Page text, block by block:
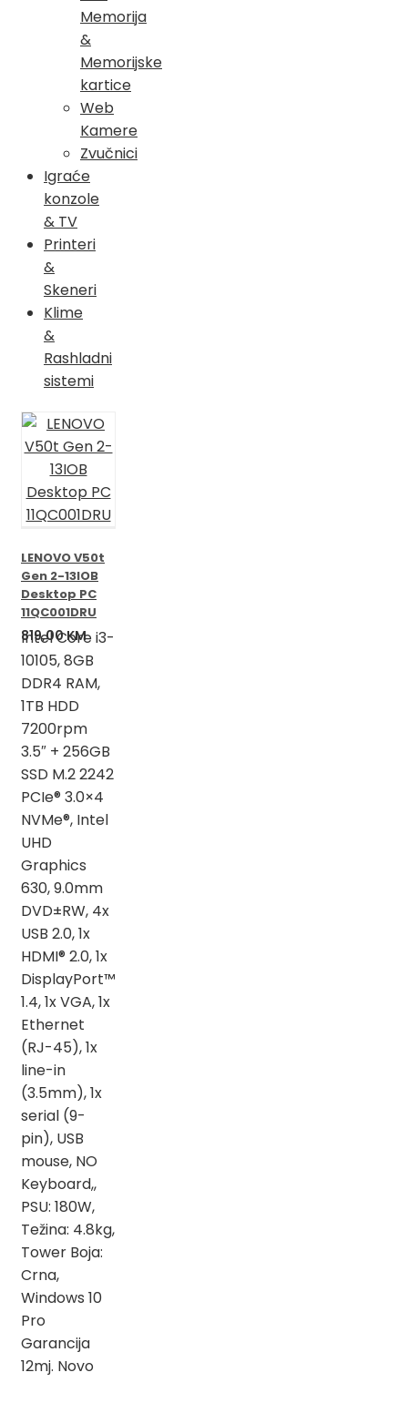
Memorija
&
Memorijske
kartice
Web
Kamere
Zvučnici
Igraće
konzole
& TV
Printeri
&
Skeneri
Klime
&
Rashladni
sistemi
LENOVO V50t
Gen 2-13IOB
Desktop PC
11QC001DRU
819,00KM
Intel Core i3-
10105, 8GB
DDR4 RAM,
1TB HDD
7200rpm
3.5″ + 256GB
SSD M.2 2242
PCIe® 3.0×4
NVMe®, Intel
UHD
Graphics
630, 9.0mm
DVD±RW, 4x
USB 2.0, 1x
HDMI® 2.0, 1x
DisplayPort™
1.4, 1x VGA, 1x
Ethernet
(RJ-45), 1x
line-in
(3.5mm), 1x
serial (9-
pin), USB
mouse, NO
Keyboard,,
PSU: 180W,
Težina: 4.8kg,
Tower Boja:
Crna,
Windows 10
Pro
Garancija
12mj. Novo